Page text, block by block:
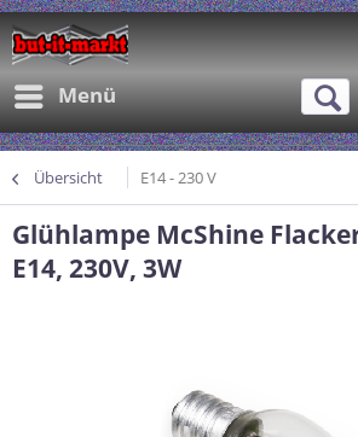
Menü
Übersicht E14 - 230 V
Glühlampe McShine
E14, 230V, 3W